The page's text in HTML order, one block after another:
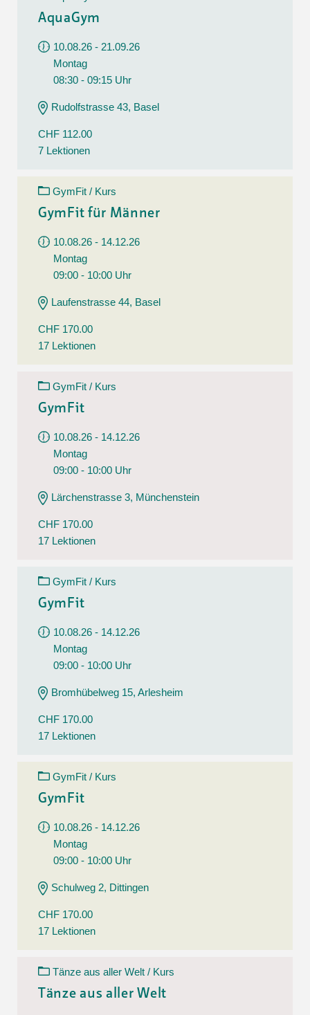
AquaGym
10.08.26 - 21.09.26
Montag
08:30 - 09:15 Uhr
Rudolfstrasse 43, Basel
CHF 112.00
7 Lektionen
GymFit / Kurs
GymFit für Männer
10.08.26 - 14.12.26
Montag
09:00 - 10:00 Uhr
Laufenstrasse 44, Basel
CHF 170.00
17 Lektionen
GymFit / Kurs
GymFit
10.08.26 - 14.12.26
Montag
09:00 - 10:00 Uhr
Lärchenstrasse 3, Münchenstein
CHF 170.00
17 Lektionen
GymFit / Kurs
GymFit
10.08.26 - 14.12.26
Montag
09:00 - 10:00 Uhr
Bromhübelweg 15, Arlesheim
CHF 170.00
17 Lektionen
GymFit / Kurs
GymFit
10.08.26 - 14.12.26
Montag
09:00 - 10:00 Uhr
Schulweg 2, Dittingen
CHF 170.00
17 Lektionen
Tänze aus aller Welt / Kurs
Tänze aus aller Welt